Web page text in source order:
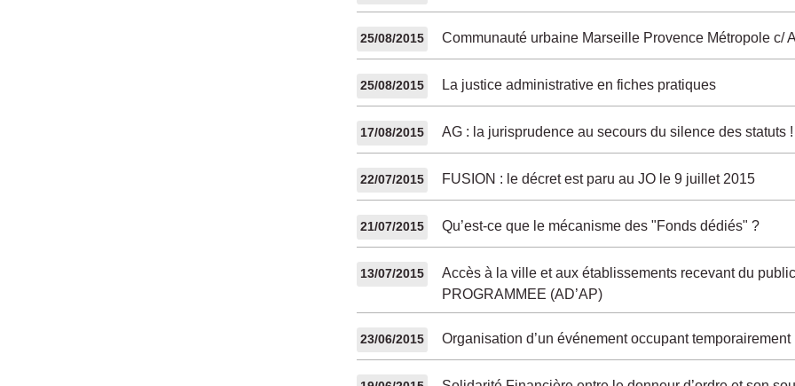
25/08/2015 Communauté urbaine Marseille Provence Métropole c/
25/08/2015 La justice administrative en fiches pratiques
17/08/2015 AG : la jurisprudence au secours du silence des statuts !
22/07/2015 FUSION : le décret est paru au JO le 9 juillet 2015
21/07/2015 Qu’est-ce que le mécanisme des "Fonds dédiés" ?
13/07/2015
Accès à la ville et aux établissements recevant du
PROGRAMMEE (AD’AP)
23/06/2015 Organisation d’un événement occupant